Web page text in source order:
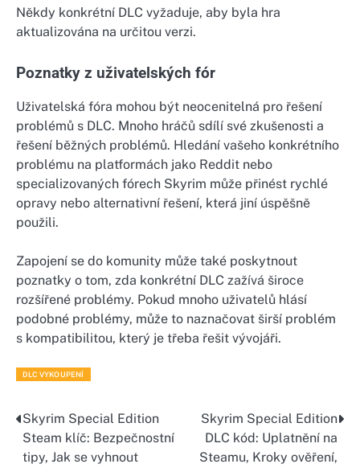
Někdy konkrétní DLC vyžaduje, aby byla hra
aktualizována na určitou verzi.
Poznatky z uživatelských fór
Uživatelská fóra mohou být neocenitelná pro řešení
problémů s DLC. Mnoho hráčů sdílí své zkušenosti a
řešení běžných problémů. Hledání vašeho konkrétního
problému na platformách jako Reddit nebo
specializovaných fórech Skyrim může přinést rychlé
opravy nebo alternativní řešení, která jiní úspěšně
použili.
Zapojení se do komunity může také poskytnout
poznatky o tom, zda konkrétní DLC zažívá široce
rozšířené problémy. Pokud mnoho uživatelů hlásí
podobné problémy, může to naznačovat širší problém
s kompatibilitou, který je třeba řešit vývojáři.
DLC VYKOUPENÍ
Post
navigation
Skyrim Special Edition
Steam klíč: Bezpečnostní
tipy, Jak se vyhnout
Skyrim Special Edition
DLC kód: Uplatnění na
Steamu, Kroky ověření,